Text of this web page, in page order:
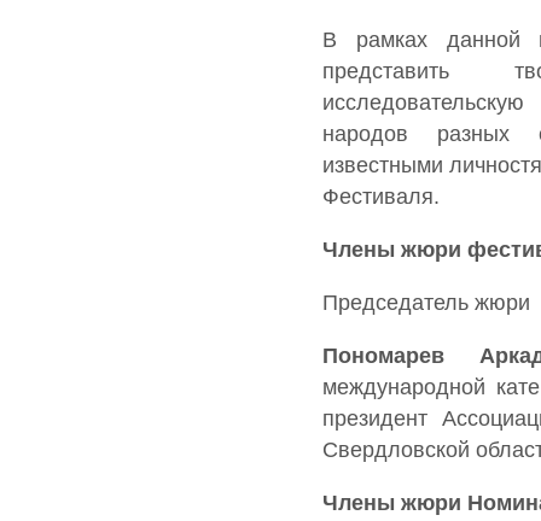
В рамках данной
представить
народов разных
известными
Фестиваля.
Члены жюри
Председатель жюри
Пономарев
международной
президент
Свердловской
Члены жюри